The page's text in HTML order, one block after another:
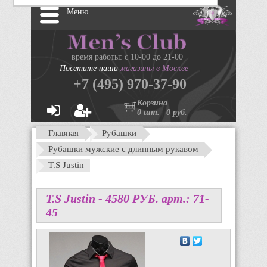
Меню
время работы: с 10-00 до 21-00
Посетите нашимагазины в Москве
+7 (495) 970-37-90
Корзина
0 шт. | 0 руб.
Главная
Рубашки
Рубашки мужские с длинным рукавом
T.S Justin
T.S Justin -4580 PУБ. арт.: 71-
45